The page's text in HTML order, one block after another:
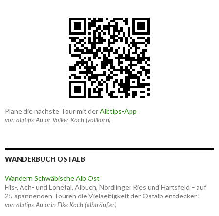
Plane die nächste Tour mit derAlbtips-App
von albtips-Autor Volker Koch (vollkorn)
WANDERBUCH OSTALB
Wandern Schwäbische Alb Ost
Fils-, Ach- und Lonetal, Albuch, Nördlinger Ries und Härtsfeld – auf
25 spannenden Touren die Vielseitigkeit der Ostalb entdecken!
von albtips-Autorin Elke Koch (albträufler)